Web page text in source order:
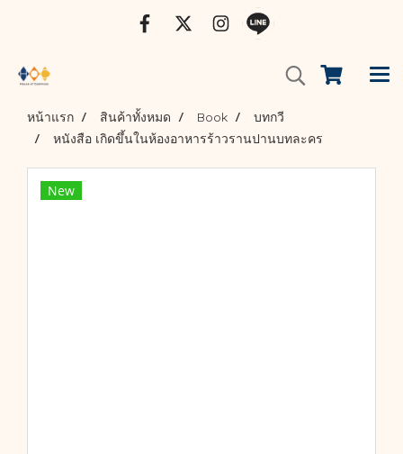
หน้าแรก สินค้าทั้งหมด Book
บทกวี
หนังสือ เกิดขึ้นในห้องอาหารร้าวรานปานบทละคร
New